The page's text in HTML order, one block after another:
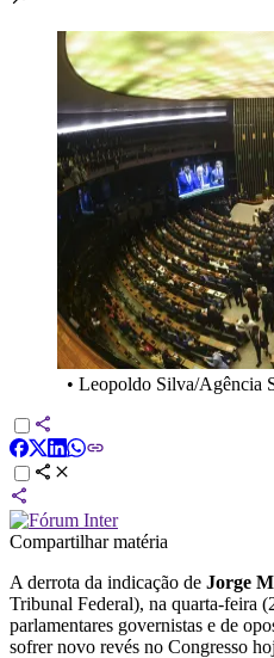
• Leopoldo Silva/Agência
Compartilhar matéria
A derrota da indicação de Jorge
Tribunal Federal), na quarta-feira
parlamentares governistas e de
sofrer novo revés no Congresso